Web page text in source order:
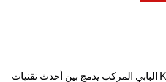
قفل تينون K10 Pro البابي المركب يدمج بين أحدث تقنيات